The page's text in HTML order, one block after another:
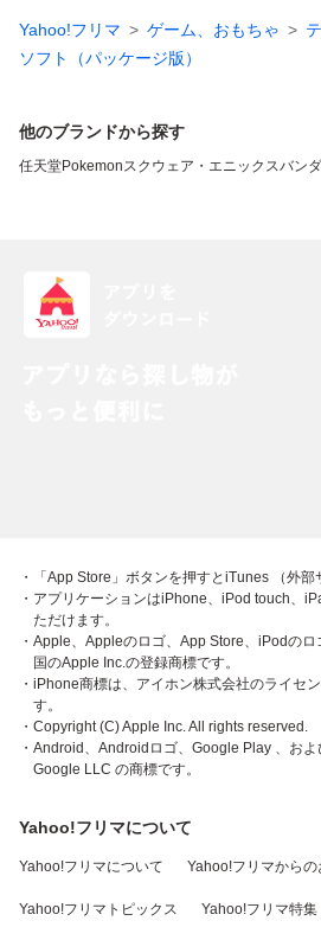
Yahoo!フリマ ゲーム、おもちゃ
ソフト（パッケージ版）
他のブランドから探す
任天堂Pokemonスクウェア・エニックスバン
・「App Store」ボタンを押すとiTunes （外部
・アプリケーションはiPhone、iPod touch、
ただけます。
・Apple、Appleのロゴ、App Store、iPodの
国のApple Inc.の登録商標です。
・iPhone商標は、アイホン株式会社のライセ
す。
・Copyright (C) Apple Inc. All rights reserved.
・Android、Androidロゴ、Google Play 、およ
Google LLC の商標です。
Yahoo!フリマについて
Yahoo!フリマについて Yahoo!フリマから
Yahoo!フリマトピックス Yahoo!フリマ特集